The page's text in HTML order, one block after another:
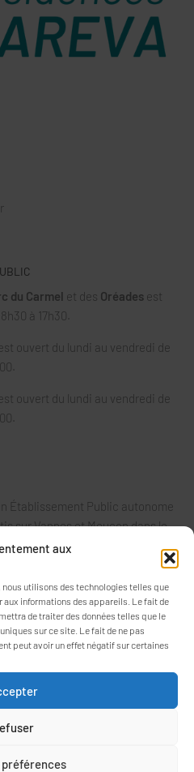
aux
utilisons des technologies telles que
informations des appareils. Le fait de
de traiter des données telles que le
sur ce site. Le fait de ne pas
peut avoir un effet négatif sur certaines
préférences
du Carmel et des Oréades est
à 17h30.
ouvert du lundi au vendredi de
ouvert du lundi au vendredi de
Établissement Public autonome
sur Vannes et Meucon dans le
la part belle à l’animation
de vie des personnes